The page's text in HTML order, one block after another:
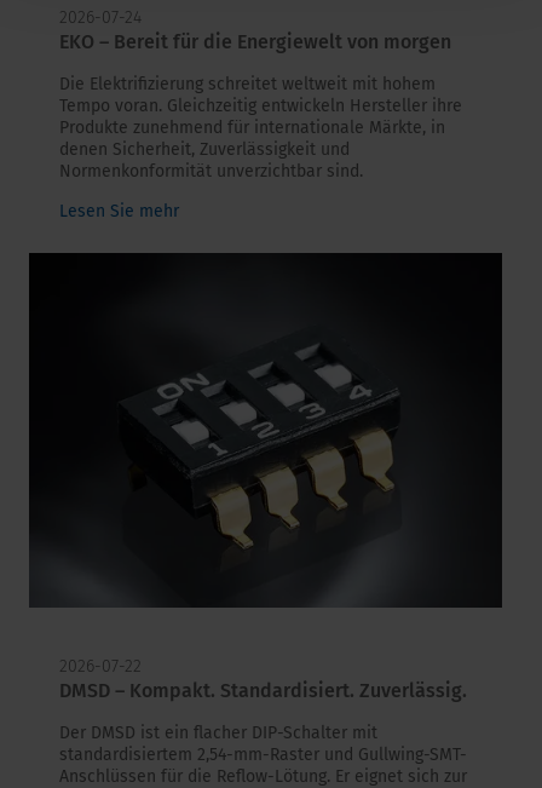
2026-07-24
EKO – Bereit für die Energiewelt von morgen
Die Elektrifizierung schreitet weltweit mit hohem
Tempo voran. Gleichzeitig entwickeln Hersteller ihre
Produkte zunehmend für internationale Märkte, in
denen Sicherheit, Zuverlässigkeit und
Normenkonformität unverzichtbar sind.
Lesen Sie mehr
2026-07-22
DMSD – Kompakt. Standardisiert. Zuverlässig.
Der DMSD ist ein flacher DIP-Schalter mit
standardisiertem 2,54-mm-Raster und Gullwing-SMT-
Anschlüssen für die Reflow-Lötung. Er eignet sich zur